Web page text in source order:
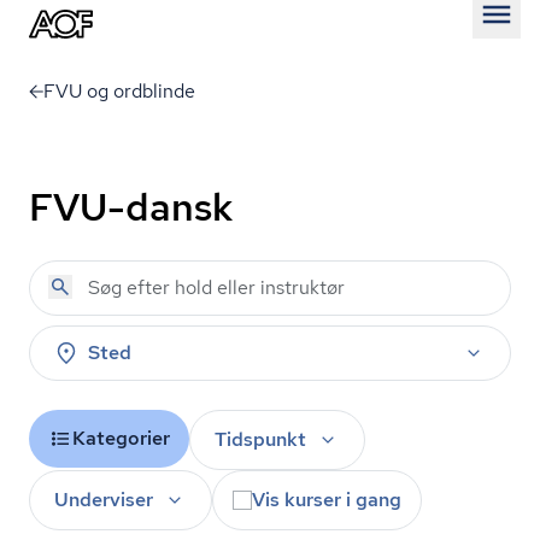
FVU og ordblinde
FVU-dansk
Sted
Kategorier Tidspunkt
Underviser Vis kurser i gang